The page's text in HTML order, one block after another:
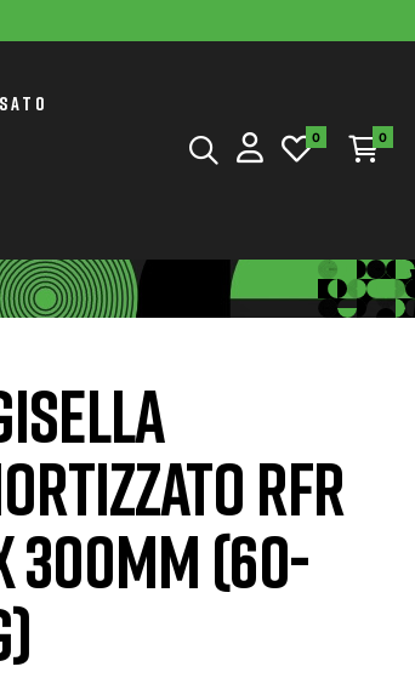
0 0
RFR
300MM (60-